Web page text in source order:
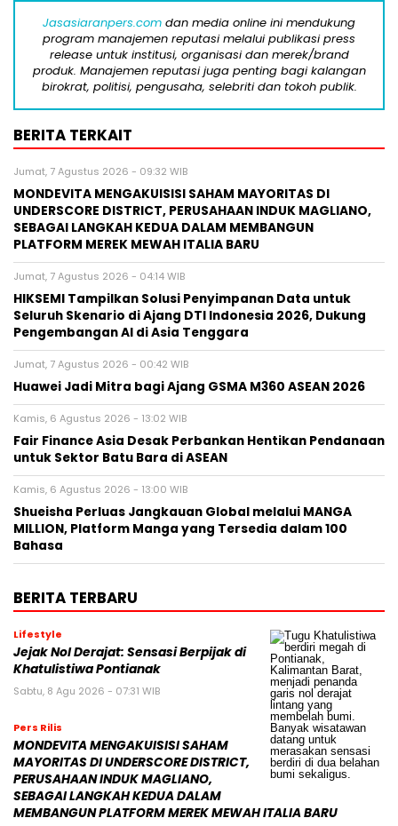
Jasasiaranpers.com dan media online ini mendukung
program manajemen reputasi melalui publikasi press
release untuk institusi, organisasi dan merek/brand
produk. Manajemen reputasi juga penting bagi kalangan
birokrat, politisi, pengusaha, selebriti dan tokoh publik.
BERITA TERKAIT
Jumat, 7 Agustus 2026 - 09:32 WIB
MONDEVITA MENGAKUISISI SAHAM MAYORITAS DI
UNDERSCORE DISTRICT, PERUSAHAAN INDUK MAGLIANO,
SEBAGAI LANGKAH KEDUA DALAM MEMBANGUN
PLATFORM MEREK MEWAH ITALIA BARU
Jumat, 7 Agustus 2026 - 04:14 WIB
HIKSEMI Tampilkan Solusi Penyimpanan Data untuk
Seluruh Skenario di Ajang DTI Indonesia 2026, Dukung
Pengembangan AI di Asia Tenggara
Jumat, 7 Agustus 2026 - 00:42 WIB
Huawei Jadi Mitra bagi Ajang GSMA M360 ASEAN 2026
Kamis, 6 Agustus 2026 - 13:02 WIB
Fair Finance Asia Desak Perbankan Hentikan Pendanaan
untuk Sektor Batu Bara di ASEAN
Kamis, 6 Agustus 2026 - 13:00 WIB
Shueisha Perluas Jangkauan Global melalui MANGA
MILLION, Platform Manga yang Tersedia dalam 100
Bahasa
BERITA TERBARU
Lifestyle
Jejak Nol Derajat: Sensasi Berpijak di
Khatulistiwa Pontianak
Sabtu, 8 Agu 2026 - 07:31 WIB
Pers Rilis
MONDEVITA MENGAKUISISI SAHAM
MAYORITAS DI UNDERSCORE DISTRICT,
PERUSAHAAN INDUK MAGLIANO,
SEBAGAI LANGKAH KEDUA DALAM
MEMBANGUN PLATFORM MEREK MEWAH ITALIA BARU